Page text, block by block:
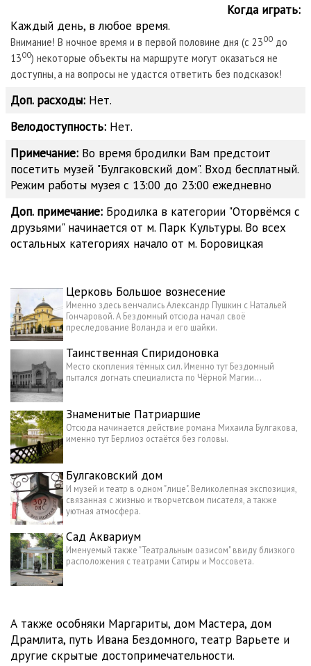
Когда играть:
Каждый день, в любое время.
Внимание! В ночное время и в первой половине дня (с 2300 до
1300) некоторые объекты на маршруте могут оказаться не
доступны, а на вопросы не удастся ответить без подсказок!
Доп. расходы: Нет.
Велодоступность: Нет.
Примечание: Во время бродилки Вам предстоит
посетить музей "Булгаковский дом". Вход бесплатный.
Режим работы музея с 13:00 до 23:00 ежедневно
Доп. примечание: Бродилка в категории "Оторвёмся с
друзьями" начинается от м. Парк Культуры. Во всех
остальных категориях начало от м. Боровицкая
Церковь Большое вознесение
Именно здесь венчались Александр Пушкин с Натальей
Гончаровой. А Бездомный отсюда начал своё
преследование Воланда и его шайки.
Таинственная Спиридоновка
Место скопления тёмных сил. Именно тут Бездомный
пытался догнать специалиста по Чёрной Магии...
Знаменитые Патриаршие
Отсюда начинается действие романа Михаила Булгакова,
именно тут Берлиоз остаётся без головы.
Булгаковский дом
И музей и театр в одном "лице". Великолепная экспозиция,
связанная с жизнью и творчетсвом писателя, а также
уютная атмосфера.
Сад Аквариум
Именуемый также "Театральным оазисом" ввиду близкого
расположения с театрами Сатиры и Моссовета.
А также особняки Маргариты, дом Мастера, дом
Драмлита, путь Ивана Бездомного, театр Варьете и
другие скрытые достопримечательности.